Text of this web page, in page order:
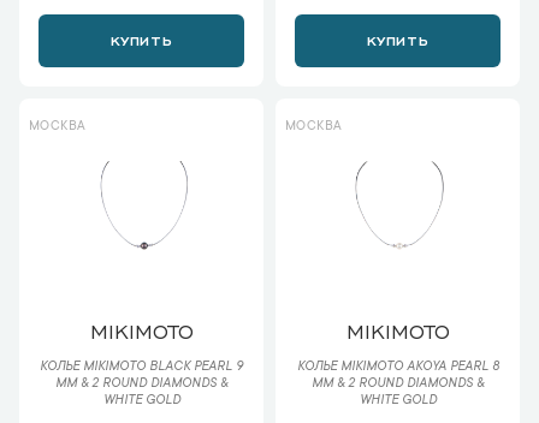
КУПИТЬ КУПИТЬ
МОСКВА
MIKIMOTO
КОЛЬЕ MIKIMOTO BLACK PEARL 9
MM & 2 ROUND DIAMONDS &
WHITE GOLD
МОСКВА
MIKIMOTO
КОЛЬЕ MIKIMOTO AKOYA PEARL 8
MM & 2 ROUND DIAMONDS &
WHITE GOLD